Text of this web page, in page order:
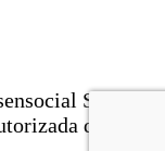
SA de
de las